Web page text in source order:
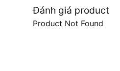
Đánh giá product
Product Not Found